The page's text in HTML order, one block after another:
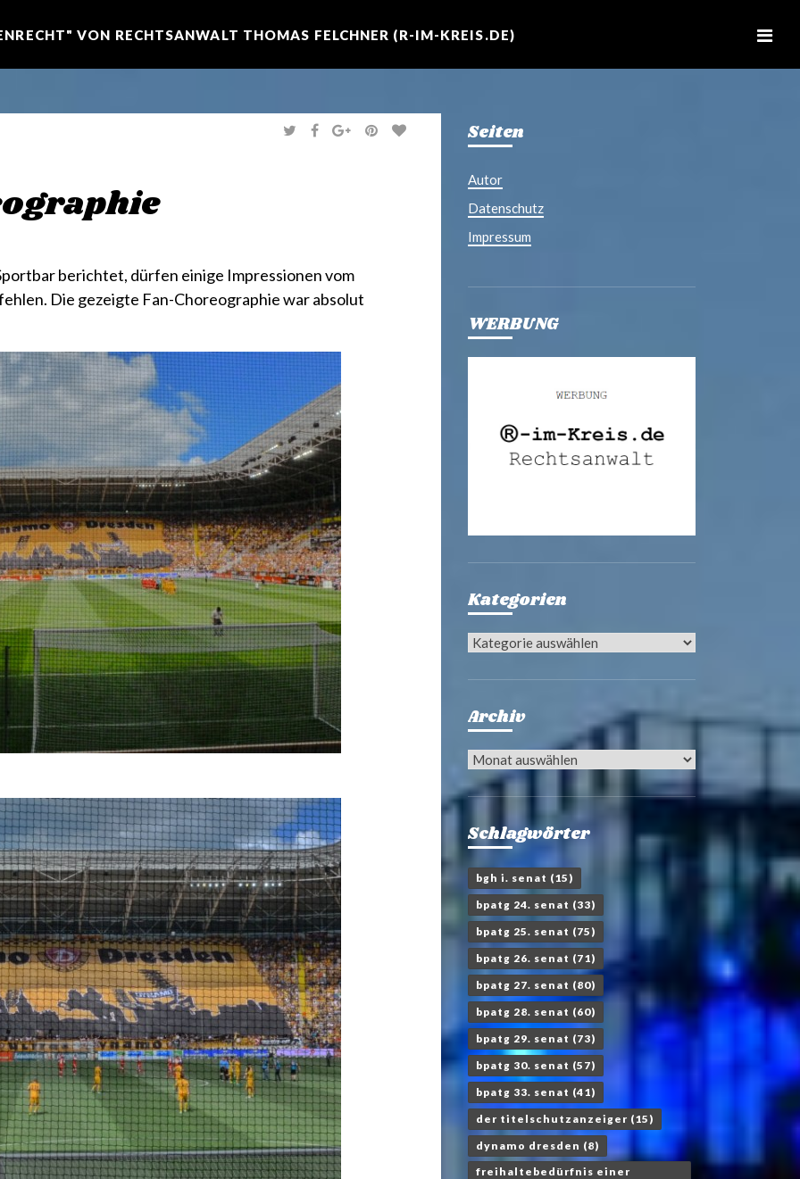
VON RECHTSANWALT THOMAS FELCHNER (R-IM-KREIS.DE)
T
W
F
A
G
O
P
I
berichtet, dürfen einige Impressionen vom
Die gezeigte Fan-Choreographie war absolut
Seiten
Autor
Datenschutz
Impressum
WERBUNG
Kategorien
Kategorien
Archiv
Archiv
Schlagwörter
bgh i. senat (15)
bpatg 24. senat (33)
bpatg 25. senat (75)
bpatg 26. senat (71)
bpatg 27. senat (80)
bpatg 28. senat (60)
bpatg 29. senat (73)
bpatg 30. senat (57)
bpatg 33. senat (41)
der titelschutzanzeiger (15)
dynamo dresden (8)
freihaltebedürfnis einer